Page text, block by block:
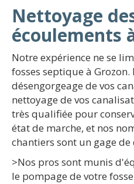
Nettoyage
écoulements
Notre expérience ne se
fosses septique à
désengorgeage de vos
nettoyage de vos
très qualifiée pour
état de marche, et nos
chantiers sont un gage
>Nos pros sont munis
le pompage de votre